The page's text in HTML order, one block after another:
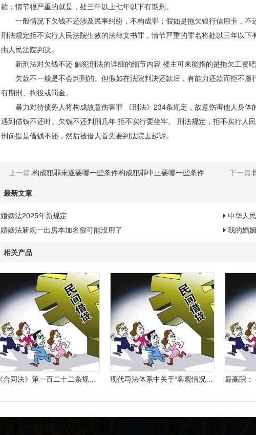
款；情节很严重的就是，处三年以上七年以下有期刑。
一般情况下欠钱不还涉及民事纠纷，不构成罪；假如是拖欠银行信用卡，不
刑法规定拒不实行人民法院生效的法律文书罪，情节严重的罪名将处以三年以
由人民法院判决。
新刑法对欠钱不还 触犯刑法的详细的细节内容 楼主可来能指的是拖欠工资
欠款不一般是不会判刑的。但假如在法院判决还款后，有能力还款而拒不履
有期刑、拘役或罚金。
暴力对待债务人将构成故意伤害罪 《刑法》234条规定，故意伤害他人身体
遇到借钱不还时。欠钱不还判刑几年 拒不实行要坐牢。 刑法规定，拒不实行人
刑前提是借钱不还，然后被借人首先要到法院去起诉。
上一篇:构成犯罪未遂要哪一些条件构成犯罪中止要哪一些条件 下一篇:
最新文章
婚姻法2025年新规定
中华人
婚姻法新规一出房本加名很可能没用了
我的婚
相关产品
《合同法》第一百二十二条规定：“因当事人一方的违约行为侵害对方人身、财产权益的受损害方有权选择依照本法要求其承担违约责任或者依照其他法律要求其承担侵权责任。 现代司法体系中关于“客观情况出现重大变化”的法律规定有哪些